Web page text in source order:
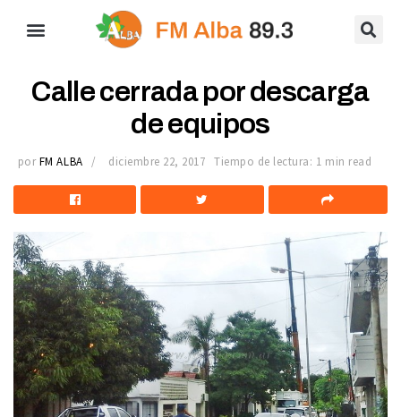
Calle cerrada por descarga
de equipos
por FM ALBA diciembre 22, 2017 Tiempo de lectura: 1 min read